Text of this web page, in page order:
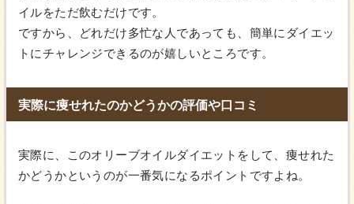
イルをただ飲むだけです。
ですから、どれだけ多忙な人であっても、簡単にダイエッ
トにチャレンジできるのが嬉しいところです。
実際に痩せれたのかどうかの評価や口コミ
実際に、このオリーブオイルダイエットをして、痩せれた
かどうかというのが一番気になるポイントですよね。